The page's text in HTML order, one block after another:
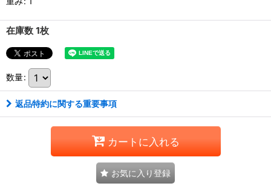
在庫数 1枚
数量:
返品特約に関する重要事項
カートに入れる
お気に入り登録